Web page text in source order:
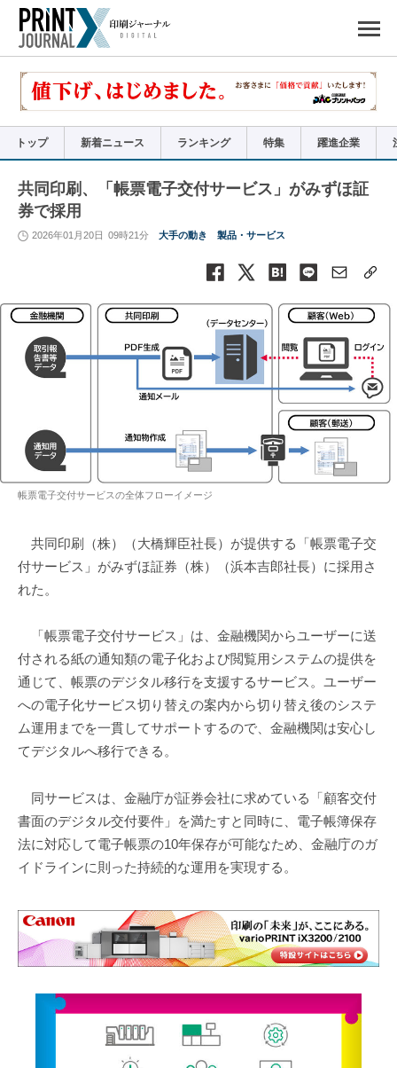
で
リ
トップ 新着ニュース ランキング 特集 躍進企業
共同印刷、「帳票電子交付サービス」がみずほ証
券で採用
2026年01月20日 09時21分 大手の動き 製品・サービス
帳票電子交付サービスの全体フローイメージ
共同印刷（株）（大橋輝臣社長）が提供する「帳票電子交
付サービス」がみずほ証券（株）（浜本吉郎社長）に採用さ
れた。
「帳票電子交付サービス」は、金融機関からユーザーに送
付される紙の通知類の電子化および閲覧用システムの提供を
通じて、帳票のデジタル移行を支援するサービス。ユーザー
への電子化サービス切り替えの案内から切り替え後のシステ
ム運用までを一貫してサポートするので、金融機関は安心し
てデジタルへ移行できる。
同サービスは、金融庁が証券会社に求めている「顧客交付
書面のデジタル交付要件」を満たすと同時に、電子帳簿保存
法に対応して電子帳票の10年保存が可能なため、金融庁のガ
イドラインに則った持続的な運用を実現する。